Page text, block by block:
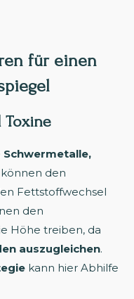
für einen
Toxine
Schwermetalle,
können den
Fettstoffwechsel
den
Höhe treiben, da
auszugleichen.
kann hier Abhilfe